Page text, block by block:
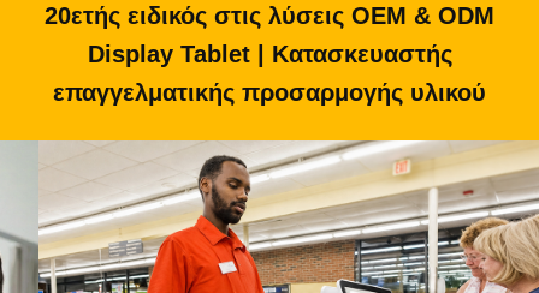
20ετής ειδικός στις λύσεις OEM & ODM
Display Tablet | Κατασκευαστής
επαγγελματικής προσαρμογής υλικού